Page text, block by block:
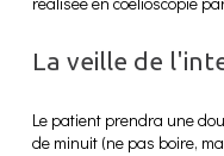
La veille de
Le patient prendra une
de minuit (ne pas boire,